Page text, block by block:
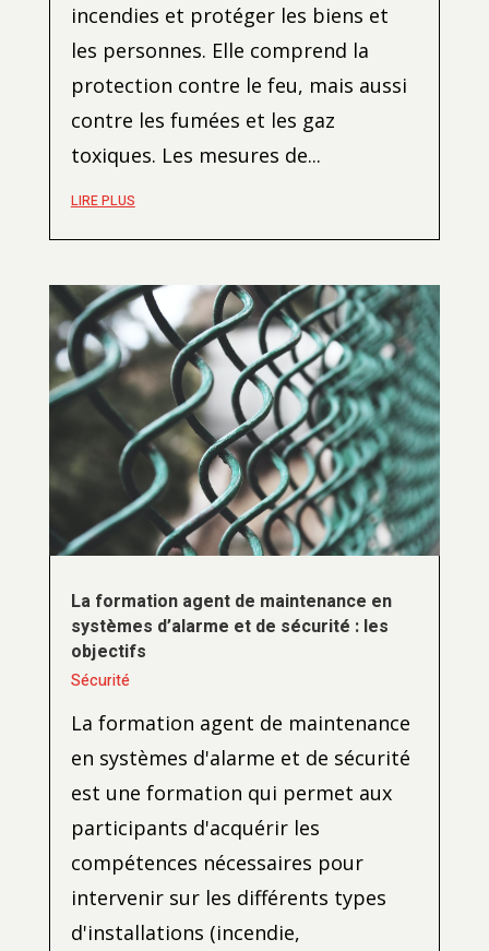
incendies et protéger les biens et
les personnes. Elle comprend la
protection contre le feu, mais aussi
contre les fumées et les gaz
toxiques. Les mesures de...
LIRE PLUS
La formation agent de maintenance en
systèmes d’alarme et de sécurité : les
objectifs
Sécurité
La formation agent de maintenance
en systèmes d'alarme et de sécurité
est une formation qui permet aux
participants d'acquérir les
compétences nécessaires pour
intervenir sur les différents types
d'installations (incendie,